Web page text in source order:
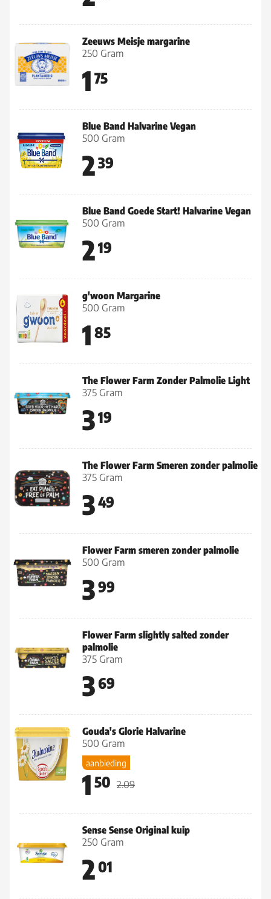
Zeeuws Meisje margarine
250 Gram
1 75
Blue Band Halvarine Vegan
500 Gram
239
Blue Band Goede Start! Halvarine Vegan
500 Gram
219
g'woon Margarine
500 Gram
1 85
The Flower Farm Zonder Palmolie Light
375 Gram
319
The Flower Farm Smeren zonder palmolie
375 Gram
349
Flower Farm smeren zonder palmolie
500 Gram
399
Flower Farm slightly salted zonder
palmolie
375 Gram
369
Gouda's Glorie Halvarine
500 Gram
aanbieding
1 50 2.09
Sense Sense Original kuip
250 Gram
201